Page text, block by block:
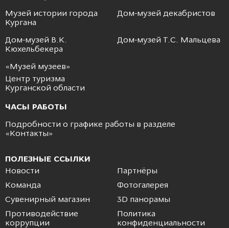
Музей истории города
Кургана
Дом-музей декабристов
Дом-музей В.К.
Кюхельбекера
Дом-музей Т.С. Мальцева
«Музей музеев»
Центр туризма
Курганской области
ЧАСЫ РАБОТЫ
Подробности о графике работы в разделе
« Контакты»
ПОЛЕЗНЫЕ ССЫЛКИ
Новости
Партнёры
Команда
Фотогалерея
Сувенирный магазин
3D панорамы
Противодействие
коррупции
Политика
конфиденциальности